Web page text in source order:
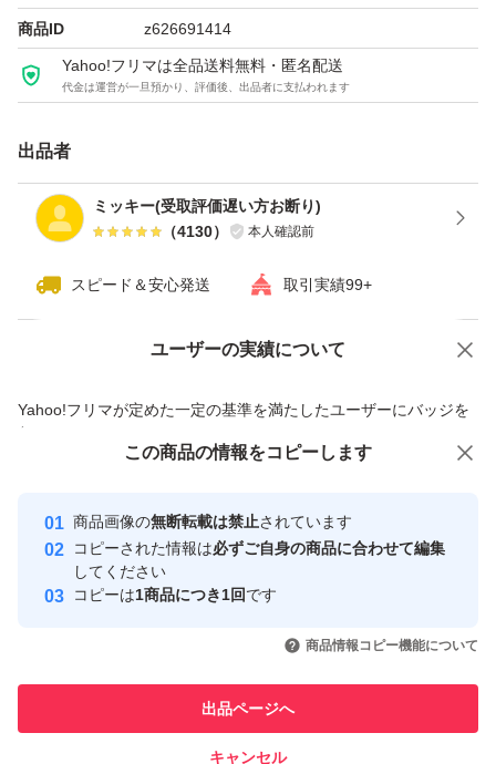
画像無断転載禁止
商品ID z626691414
Yahoo!フリマは全品送料無料・匿名配送
代金は運営が一旦預かり、評価後、出品者に支払われます
出品者
ミッキー(受取評価遅い方お断り)
（4130） 本人確認前
スピード＆安心発送 取引実績99+
ユーザーの実績について
Yahoo!フリマが定めた一定の基準を満たしたユーザーにバッジを
付与しています
安心取引出品者
心・安全なユーザーです
取引実績
引を完了させた実績があります
での取引実績があります
価格の相談 商品への質問
この商品の情報をコピーします
商品画像の無断転載は禁止されています
コピーされた情報は必ずご自身の商品に合わせて編集
してください
コピーは1商品につき1回です
商品情報コピー機能について
出品ページへ
キャンセル
この商品をみている人にオススメ